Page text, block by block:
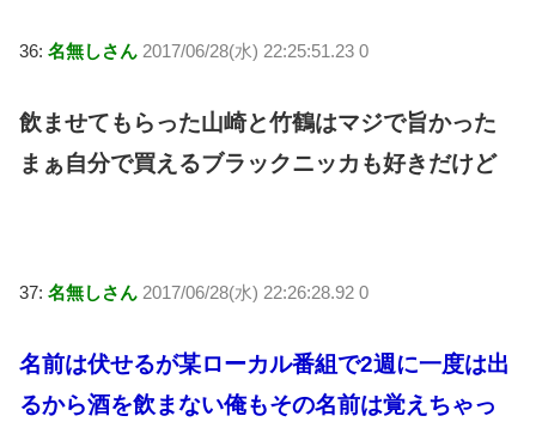
36: 名無しさん 2017/06/28(水) 22:25:51.23 0
飲ませてもらった山崎と竹鶴はマジで旨かった
まぁ自分で買えるブラックニッカも好きだけど
37: 名無しさん 2017/06/28(水) 22:26:28.92 0
名前は伏せるが某ローカル番組で2週に一度は出
るから酒を飲まない俺もその名前は覚えちゃっ